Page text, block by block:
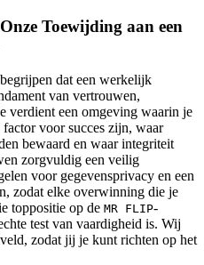
Toewijding aan een
dat een werkelijk
van vertrouwen,
verdient een omgeving waarin je
voor succes zijn, waar
bewaard en waar integriteit
zorgvuldig een veilig
voor gegevensprivacy en een
zodat elke overwinning die je
toppositie op de MR FLIP-
test van vaardigheid is. Wij
zodat jij je kunt richten op het